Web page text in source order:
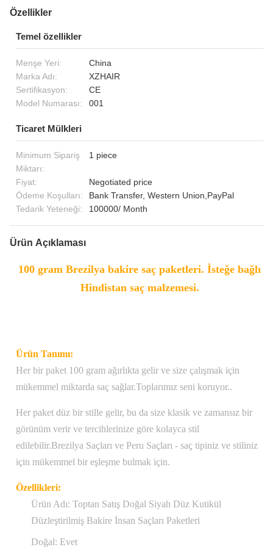
Özellikler
Temel özellikler
Menşe Yeri:
China
Marka Adı:
XZHAIR
Sertifikasyon:
CE
Model Numarası:
001
Ticaret Mülkleri
Minimum Sipariş
Miktarı:
1 piece
Fiyat:
Negotiated price
Ödeme Koşulları:
Bank Transfer, Western Union,PayPal
Tedarik Yeteneği:
100000/ Month
Ürün Açıklaması
100 gram Brezilya bakire saç paketleri. İsteğe bağlı
Hindistan saç malzemesi.
Ürün Tanımı:
Her bir paket 100 gram ağırlıkta gelir ve size çalışmak için
mükemmel miktarda saç sağlar.Toplarımız seni koruyor..
Her paket düz bir stille gelir, bu da size klasik ve zamansız bir
görünüm verir ve tercihlerinize göre kolayca stil
edilebilir.Brezilya Saçları ve Peru Saçları - saç tipiniz ve stiliniz
için mükemmel bir eşleşme bulmak için.
Özellikleri:
Ürün Adı: Toptan Satış Doğal Siyah Düz Kutikül
Düzleştirilmiş Bakire İnsan Saçları Paketleri
Doğal: Evet